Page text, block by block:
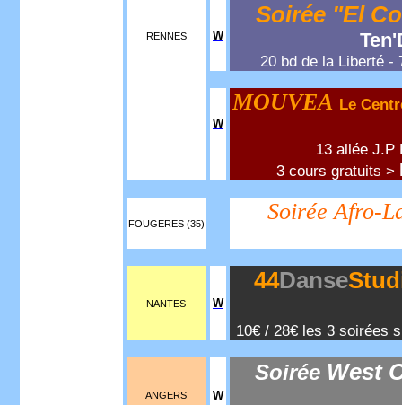
RENNES W
Soirée "El
20 bd de la Liberté -
W
MOUVEA Le
13 allée J.P
3 cours gratuits >
FOUGERES (35) Soirée Afro-
NANTES W
44Danse
10€ / 28€ les 3 soirées
ANGERS W
Soirée West